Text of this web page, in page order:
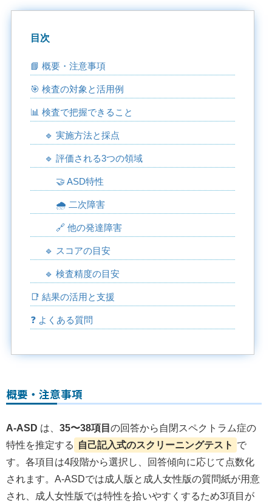
目次
📘 概要・注意事項
🎯 検査の対象と活用例
📊 検査で把握できること
🔹 実施方法と採点
🔹 評価される3つの領域
🤝 ASD特性
🌧️ 二次障害
🔗 他の発達障害
🔹 スコアの目安
🔹 検査精度の目安
📑 結果の活用と支援
❓ よくある質問
概要・注意事項
A‑ASD は、 35〜38項目 の回答から自閉スペクトラム症の
特性を推定する 自己記入式のスクリーニングテスト で
す。各項目は4段階から選択し、回答傾向に応じて点数化
されます。A‑ASDでは成人版と成人女性版の質問紙が用意
され、成人女性版では特性を拾いやすくするため3項目が